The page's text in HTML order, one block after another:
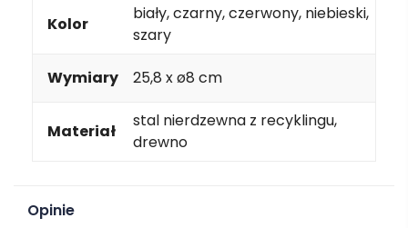
Kolor
biały, czarny, czerwony, niebieski,
szary
Wymiary 25,8 x ø8 cm
Materiał
stal nierdzewna z recyklingu,
drewno
Opinie